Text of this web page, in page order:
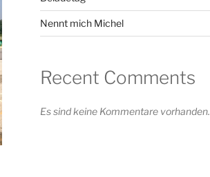
Nennt mich Michel
Recent Comments
Es sind keine Kommentare vorhanden.